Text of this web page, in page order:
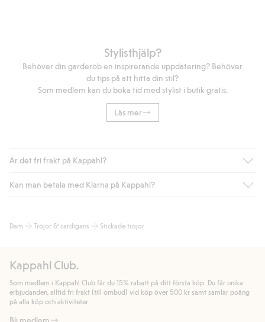
Stylisthjälp?
Behöver din garderob en inspirerande uppdatering? Behöver
du tips på att hitta din stil?
Som medlem kan du boka tid med stylist i butik gratis.
Läs mer
Är det fri frakt på Kappahl?
Är du medlem i Kappahl Club har du alltid gratis frakt till butik
automatik efter du loggat in och identifierats som medlem.
handlar för.
Läs mer
Kan man betala med Klarna på Kappahl?
bland annat faktura och swish men även andra betalningssätt.
allmänna villkor.
Läs mer
Dam Tröjor & cardigans Stickade tröjor
Kappahl Club.
Som medlem i Kappahl Club får du 15% rabatt på ditt första köp. Du får unika
erbjudanden, alltid fri frakt (till ombud) vid köp över 500 kr samt samlar poäng
på alla köp och aktiviteter.
Bli medlem